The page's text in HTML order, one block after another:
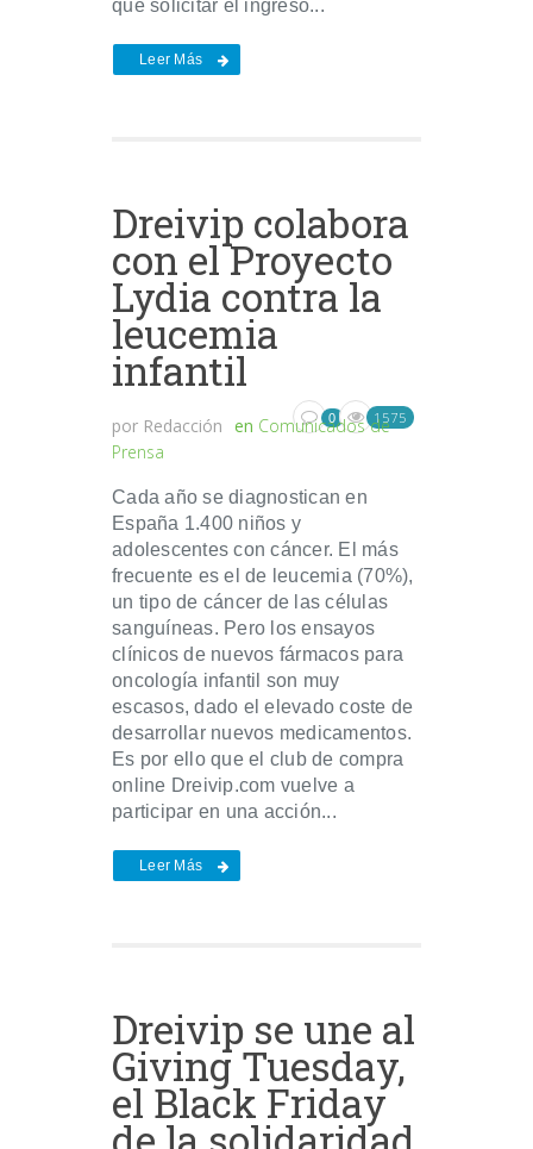
que solicitar el ingreso...
Leer Más
Dreivip colabora
con el Proyecto
Lydia contra la
leucemia
infantil
por Redacción en Comunicados de
Prensa
0 1575
Cada año se diagnostican en
España 1.400 niños y
adolescentes con cáncer. El más
frecuente es el de leucemia (70%),
un tipo de cáncer de las células
sanguíneas. Pero los ensayos
clínicos de nuevos fármacos para
oncología infantil son muy
escasos, dado el elevado coste de
desarrollar nuevos medicamentos.
Es por ello que el club de compra
online Dreivip.com vuelve a
participar en una acción...
Leer Más
Dreivip se une al
Giving Tuesday,
el Black Friday